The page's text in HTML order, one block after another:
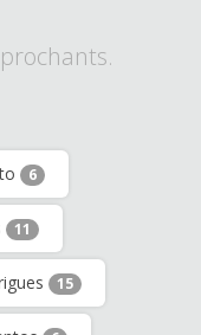
6
11
15